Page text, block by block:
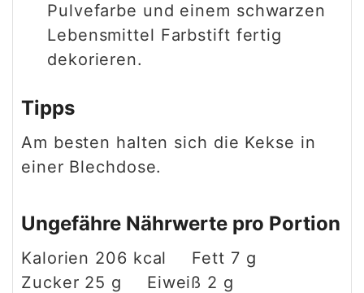
Pulvefarbe und einem schwarzen
Lebensmittel Farbstift fertig
dekorieren.
Tipps
Am besten halten sich die Kekse in
einer Blechdose.
Ungefähre Nährwerte pro Portion
Kalorien 206 kcal Fett 7 g
Zucker 25 g Eiweiß 2 g